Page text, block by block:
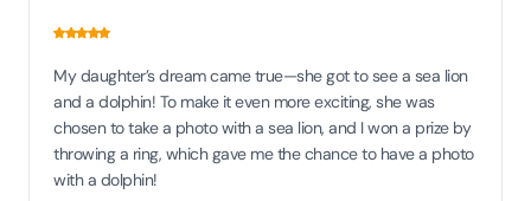
My daughter’s dream came true—she got to see a sea lion
and a dolphin! To make it even more exciting, she was
chosen to take a photo with a sea lion, and I won a prize by
throwing a ring, which gave me the chance to have a photo
with a dolphin!